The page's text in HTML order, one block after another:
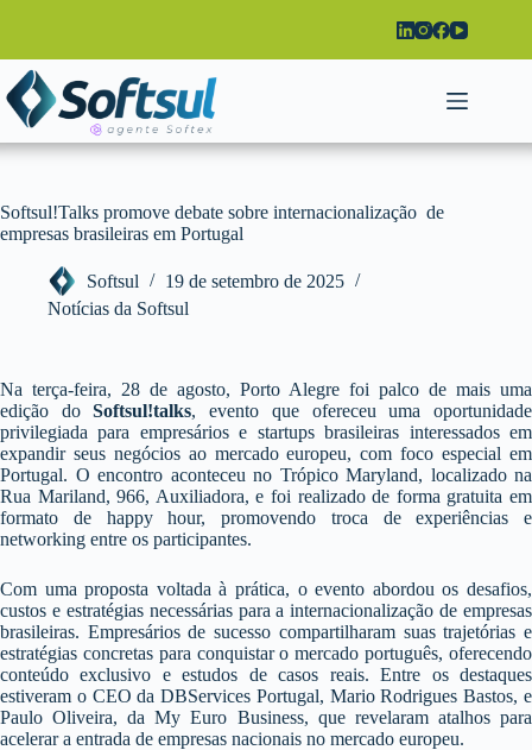
conteúdo
Softsul!Talks promove debate sobre internacionalização de
empresas brasileiras em Portugal
Softsul
19 de setembro de 2025
Notícias da Softsul
Na terça-feira, 28 de agosto, Porto Alegre foi palco de mais uma
edição doSoftsul!talks, evento que ofereceu uma oportunidade
privilegiada para empresários e startups brasileiras interessados em
expandir seus negócios ao mercado europeu, com foco especial em
Portugal. O encontro aconteceu no Trópico Maryland, localizado na
Rua Mariland, 966, Auxiliadora, e foi realizado de forma gratuita em
formato de happy hour, promovendo troca de experiências e
networking entre os participantes.
Com uma proposta voltada à prática, o evento abordou os desafios,
custos e estratégias necessárias para a internacionalização de empresas
brasileiras. Empresários de sucesso compartilharam suas trajetórias e
estratégias concretas para conquistar o mercado português, oferecendo
conteúdo exclusivo e estudos de casos reais. Entre os destaques
estiveram o CEO da DBServices Portugal, Mario Rodrigues Bastos, e
Paulo Oliveira, da My Euro Business, que revelaram atalhos para
acelerar a entrada de empresas nacionais no mercado europeu.